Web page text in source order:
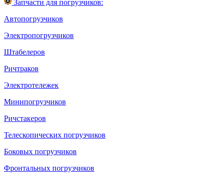
Запчасти для погрузчиков:
Автопогрузчиков
Электропогрузчиков
Штабелеров
Ричтраков
Электротележек
Минипогрузчиков
Ричстакеров
Телескопических погрузчиков
Боковых погрузчиков
Фронтальных погрузчиков